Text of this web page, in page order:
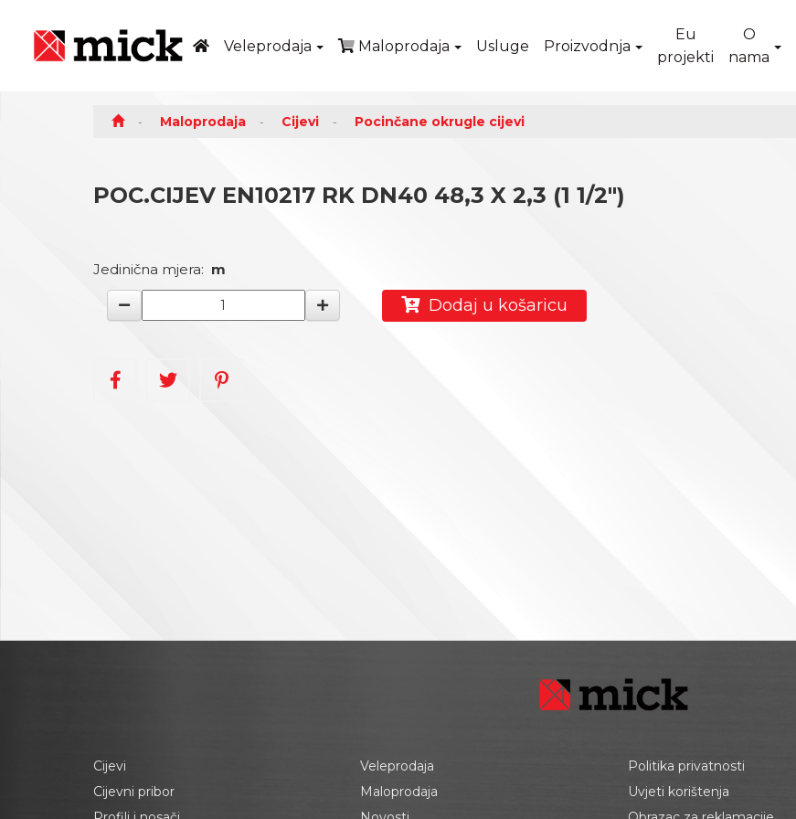
Veleprodaja Maloprodaja Usluge Proizvodnja
Eu
projekti
O
nama
Maloprodaja Cijevi Pocinčane okrugle cijevi
POC.CIJEV EN10217 RK DN40 48,3 X 2,3 (1 1/2")
Jedinična mjera: m
Dodaj u košaricu
Cijevi
Cijevni pribor
Veleprodaja
Maloprodaja
Politika privatnosti
Uvjeti korištenja